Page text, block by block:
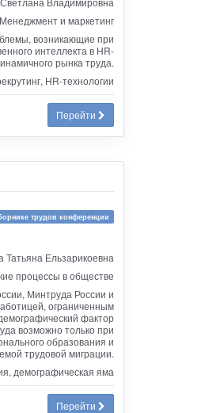
Менеджмент и маркетинг
возникающие при
интеллекта в HR-
рынка труда.
HR-технологии
Перейти
трудов конференции
Ельзарикоевна
процессы в обществе
Минтруда России и
ограниченным
фактор
возможно только при
образования и
трудовой миграции.
демографическая яма
Перейти